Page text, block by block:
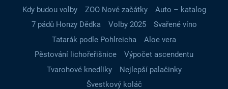
Kdy budou volby
ZOO Nové začátky
Auto – katalog
7 pádů Honzy Dědka
Volby 2025
Svařené víno
Tatarák podle Pohlreicha
Aloe vera
Pěstování lichořeřišnice
Výpočet ascendentu
Tvarohové knedlíky
Nejlepší palačinky
Švestkový koláč